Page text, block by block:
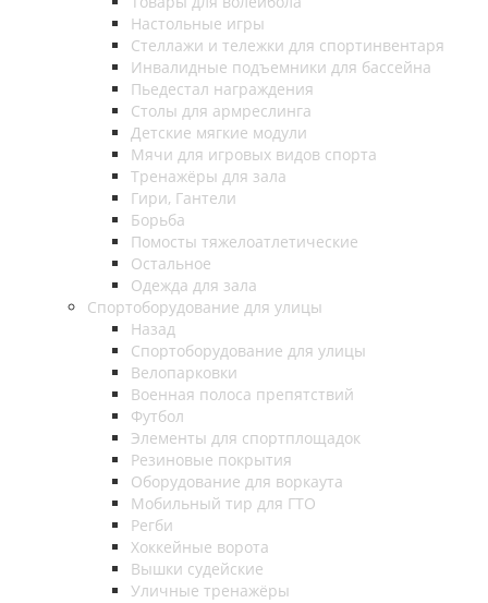
Настольные игры
Стеллажи и тележки для спортинвентаря
Инвалидные подъемники для бассейна
Пьедестал награждения
Столы для армреслинга
Детские мягкие модули
Мячи для игровых видов спорта
Тренажёры для зала
Гири, Гантели
Борьба
Помосты тяжелоатлетические
Остальное
Одежда для зала
Спортоборудование для улицы
Назад
Спортоборудование для улицы
Велопарковки
Военная полоса препятствий
Футбол
Элементы для спортплощадок
Резиновые покрытия
Оборудование для воркаута
Мобильный тир для ГТО
Регби
Хоккейные ворота
Вышки судейские
Уличные тренажёры